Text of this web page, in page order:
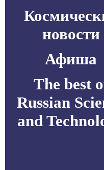
новости
Афиша
The best
Russian
and